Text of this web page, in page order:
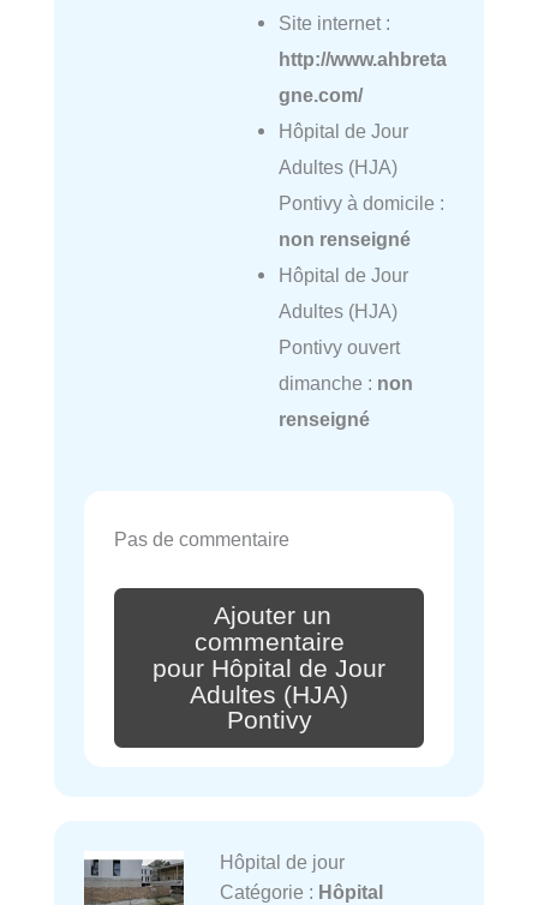
Site internet :
http://www.ahbreta
gne.com/
Hôpital de Jour
Adultes (HJA)
Pontivy à domicile :
non renseigné
Hôpital de Jour
Adultes (HJA)
Pontivy ouvert
dimanche : non
renseigné
Pas de commentaire
Ajouter un
commentaire
pour Hôpital de Jour
Adultes (HJA)
Pontivy
Hôpital de jour
Catégorie : Hôpital